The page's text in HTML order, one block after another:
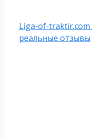
Liga-of-
реальные отзывы